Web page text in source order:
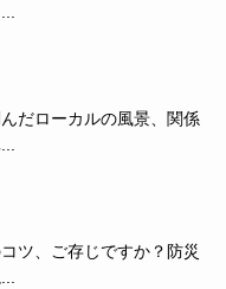
だローカルの風景、関係
ツ、ご存じですか？防災